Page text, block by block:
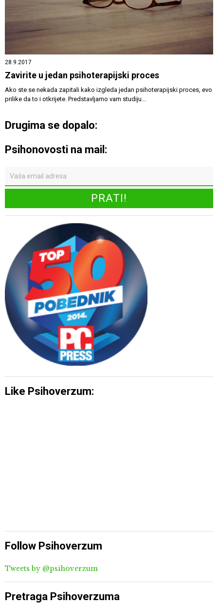
28.9.2017
Zavirite u jedan psihoterapijski proces
Ako ste se nekada zapitali kako izgleda jedan psihoterapijski proces, evo
prilike da to i otkrijete. Predstavljamo vam studiju...
Drugima se dopalo:
Psihonovosti na mail:
Like Psihoverzum:
Follow Psihoverzum
Tweets by @psihoverzum
Pretraga Psihoverzuma